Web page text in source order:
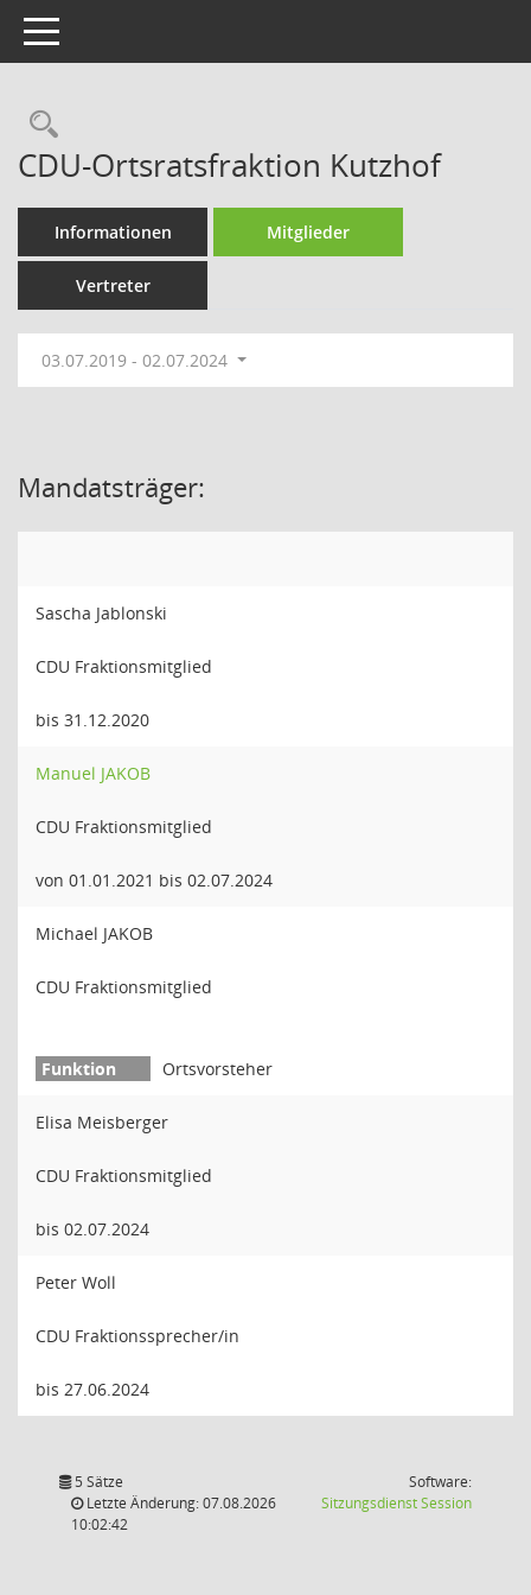
Toggle navigation
Rechercheauswahl
CDU-Ortsratsfraktion Kutzhof
Informationen Mitglieder
Vertreter
03.07.2019 - 02.07.2024
Mandatsträger:
Sascha Jablonski
CDU Fraktionsmitglied
bis 31.12.2020
Manuel JAKOB
CDU Fraktionsmitglied
von 01.01.2021 bis 02.07.2024
Michael JAKOB
CDU Fraktionsmitglied
Ortsvorsteher
Elisa Meisberger
CDU Fraktionsmitglied
bis 02.07.2024
Peter Woll
CDU Fraktionssprecher/in
bis 27.06.2024
5 Sätze
Letzte Änderung: 07.08.2026
10:02:42
Software:
SitzungsdienstSession(Wird in